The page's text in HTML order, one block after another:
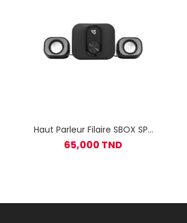
Haut Parleur Filaire SBOX SP-
65,000 TND